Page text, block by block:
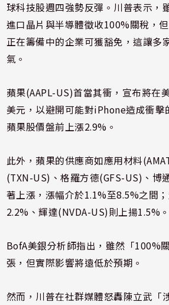
球科技股週四強勢反彈。川普表示，
進口晶片與半導體徵收100%關稅，
正在籌備中的企業可獲豁免，這讓多
氣。
蘋果(AAPL-US)首當其衝，宣布將在
美元，以避開可能對iPhone造成衝擊
蘋果股價盤前上漲2.9%。
此外，蘋果的供應商如應用材料
(TXN-US)、格羅方德(GFS-US)、博
著上漲，漲幅介於1.1%至8.5%之間
2.2%、輝達(NVDA-US)則上揚1.5%。
BofA美銀分析師指出，雖然「100%
張，但實際影響將遠低於預期。
然而，川普在社群媒體怒轟陳立武